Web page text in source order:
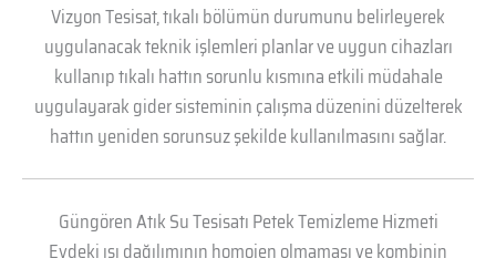
Vizyon Tesisat, tıkalı bölümün durumunu belirleyerek
uygulanacak teknik işlemleri planlar ve uygun cihazları
kullanıp tıkalı hattın sorunlu kısmına etkili müdahale
uygulayarak gider sisteminin çalışma düzenini düzelterek
hattın yeniden sorunsuz şekilde kullanılmasını sağlar.
Güngören Atık Su Tesisatı Petek Temizleme Hizmeti
Evdeki ısı dağılımının homojen olmaması ve kombinin